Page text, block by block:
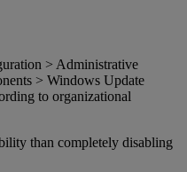
> Administrative
> Windows Update
to organizational
than completely disabling